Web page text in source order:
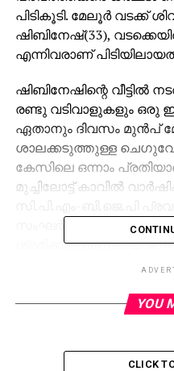
പിടികൂടി. മേലൂര്‍ വടക്ക്
ഷിബിനേഷ്(33),
എന്നിവരാണ്
ഷിബിനേഷിന്റെ വീട്ടില്‍
രണ്ടു വടിവാളുകളും
ഏതാനും ദിവസം മുന്‍പ്
ശാലക്കടുത്തുള്ള
കേസിലെ ഒന്നാം
മുച്ചിലോട്ട് കാവില്‍
സംഘര്‍ഷം ഒഴിവാക്കാന്‍
ശ്രമിക്കുന്നതിനിടെയാണ്
തമിഴ്‌നാടിനോട് കേരളം
YOU
CLICK